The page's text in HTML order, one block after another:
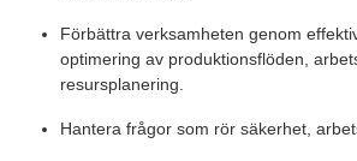
Förbättra verksamheten genom
optimering av produktionsflöden,
resursplanering.
Hantera frågor som rör säkerhet,